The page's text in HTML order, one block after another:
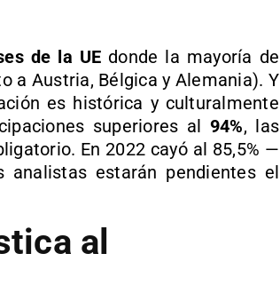
de la UE donde la mayoría de
a Austria, Bélgica y Alemania). Y
es histórica y culturalmente
superiores al 94%, las
En 2022 cayó al 85,5% —
estarán pendientes el
al